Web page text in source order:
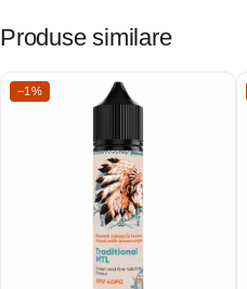
Produse similare
−1%